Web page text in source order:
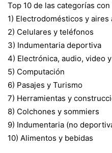
Top 10 de las categorías
1) Electrodomésticos y aires
2) Celulares y teléfonos
3) Indumentaria deportiva
4) Electrónica, audio, video
5) Computación
6) Pasajes y Turismo
7) Herramientas y
8) Colchones y sommiers
9) Indumentaria (no
10) Alimentos y bebidas